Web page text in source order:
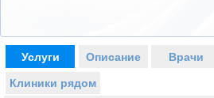
Услуги Описание Врачи
Клиники рядом